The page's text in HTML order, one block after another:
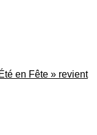
en Fête » revient